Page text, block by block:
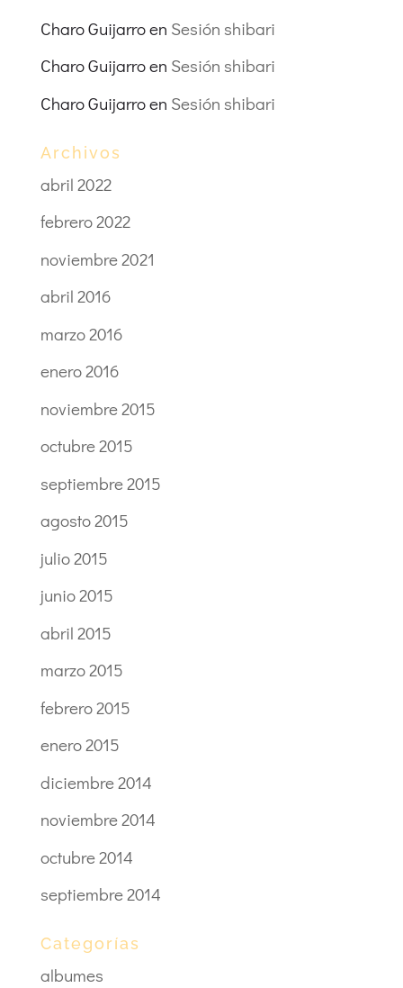
Charo Guijarroen Sesión shibari
Charo Guijarroen Sesión shibari
Charo Guijarroen Sesión shibari
Archivos
abril 2022
febrero 2022
noviembre 2021
abril 2016
marzo 2016
enero 2016
noviembre 2015
octubre 2015
septiembre 2015
agosto 2015
julio 2015
junio 2015
abril 2015
marzo 2015
febrero 2015
enero 2015
diciembre 2014
noviembre 2014
octubre 2014
septiembre 2014
Categorías
albumes